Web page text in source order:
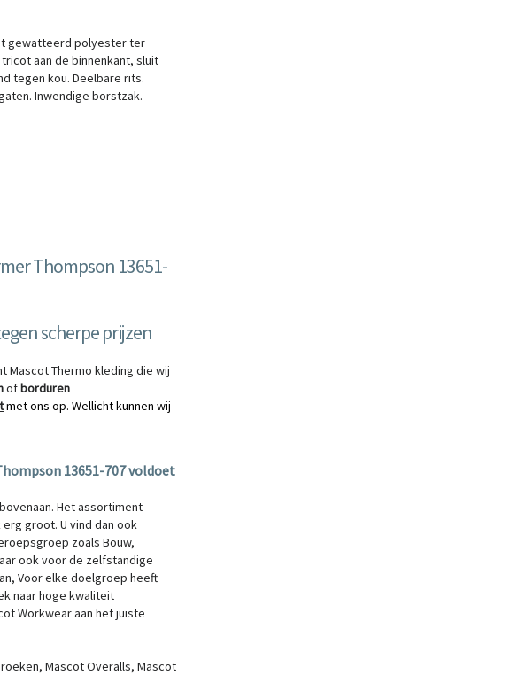
gewatteerd polyester ter
aan de binnenkant, sluit
tegen kou. Deelbare rits.
Inwendige borstzak.
Thompson 13651-
scherpe prijzen
Mascot Thermo kleding die wij
ofborduren
met ons op. Wellicht kunnen wij
13651-707voldoet
Het assortiment
groot. U vind dan ook
zoals Bouw,
ook voor de zelfstandige
Voor elke doelgroep heeft
naar hoge kwaliteit
Workwear aan het juiste
Mascot Overalls, Mascot